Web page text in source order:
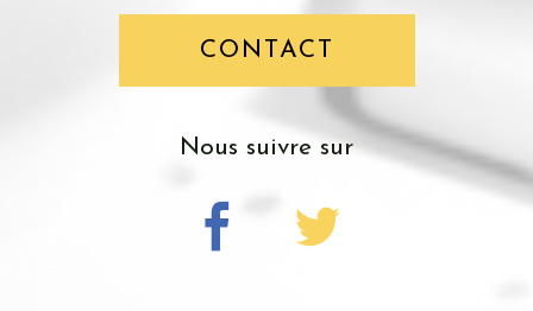
CONTACT
nous suivre sur